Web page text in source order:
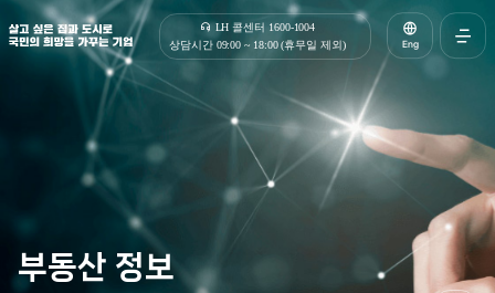
살고 싶은 집과 도시로 국민의 희망을 가꾸는 기업 | 한국토지주택공사
LH 콜센터 1600-1004
상담시간 09:00 ~ 18:00 (휴무일 제외)
Eng
부동산 정보